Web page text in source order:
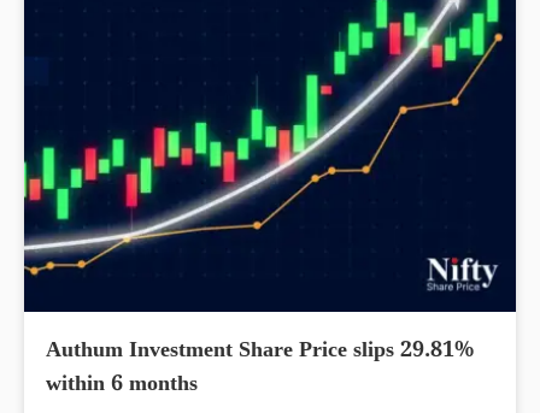
Authum Investment Share Price slips 29.81%
within 6 months